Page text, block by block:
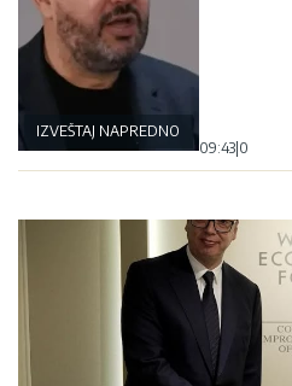
IZVEŠTAJ NAPREDNOG KLUBA
09:43 0